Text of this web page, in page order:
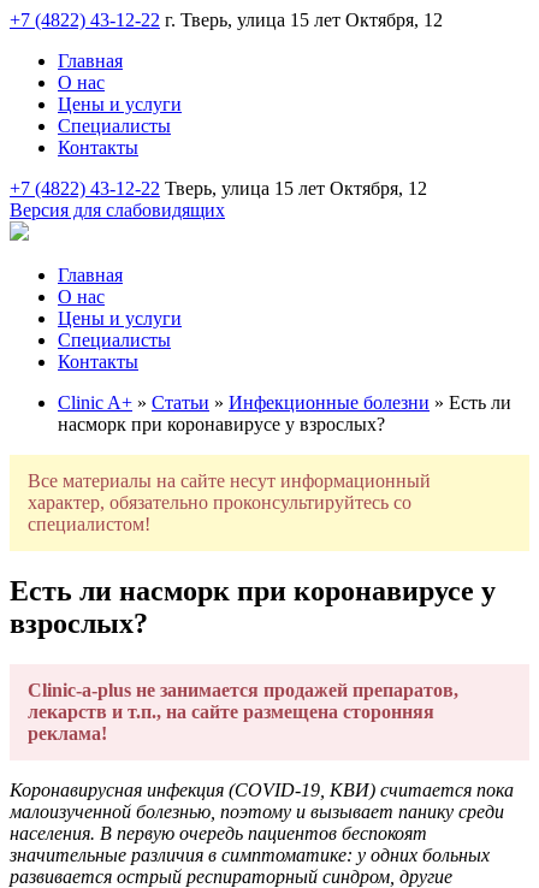
+7 (4822) 43-12-22 г. Тверь, улица 15 лет Октября, 12
Главная
О нас
Цены и услуги
Специалисты
Контакты
+7 (4822) 43-12-22 Тверь, улица 15 лет Октября, 12
Версия для слабовидящих
Главная
О нас
Цены и услуги
Специалисты
Контакты
Clinic A+ » Статьи » Инфекционные болезни » Есть ли
насморк при коронавирусе у взрослых?
Все материалы на сайте несут информационный
характер, обязательно проконсультируйтесь со
специалистом!
Есть ли насморк при коронавирусе у
взрослых?
Clinic-a-plus не занимается продажей препаратов,
лекарств и т.п., на сайте размещена сторонняя
реклама!
Коронавирусная инфекция (COVID-19, КВИ) считается пока
малоизученной болезнью, поэтому и вызывает панику среди
населения. В первую очередь пациентов беспокоят
значительные различия в симптоматике: у одних больных
развивается острый респираторный синдром, другие